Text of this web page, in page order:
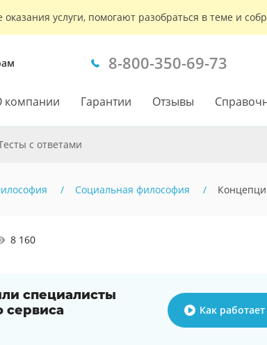
услуги, помогают разобраться в теме и
8-800-350-69-73
компании Гарантии Отзывы
с ответами
Социальная философия
8 160
специалисты
сервиса
Как